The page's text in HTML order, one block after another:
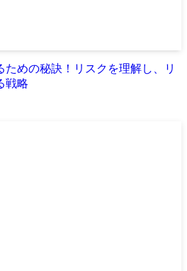
ための秘訣！リスクを理解し、リ
戦略